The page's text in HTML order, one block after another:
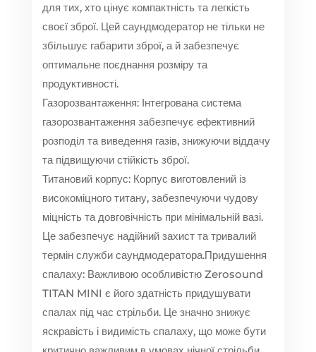
для тих, хто цінує компактність та легкість
своєї зброї. Цей саундмодератор не тільки не
збільшує габарити зброї, а й забезпечує
оптимальне поєднання розміру та
продуктивності.
Газорозвантаження: Інтегрована система
газорозвантаження забезпечує ефективний
розподіл та виведення газів, знижуючи віддачу
та підвищуючи стійкість зброї.
Титановий корпус: Корпус виготовлений із
високоміцного титану, забезпечуючи чудову
міцність та довговічність при мінімальній вазі.
Це забезпечує надійний захист та тривалий
термін служби саундмодератора.Придушення
спалаху: Важливою особливістю Zerosound
TITAN MINI є його здатність придушувати
спалах під час стрільби. Це значно знижує
яскравість і видимість спалаху, що може бути